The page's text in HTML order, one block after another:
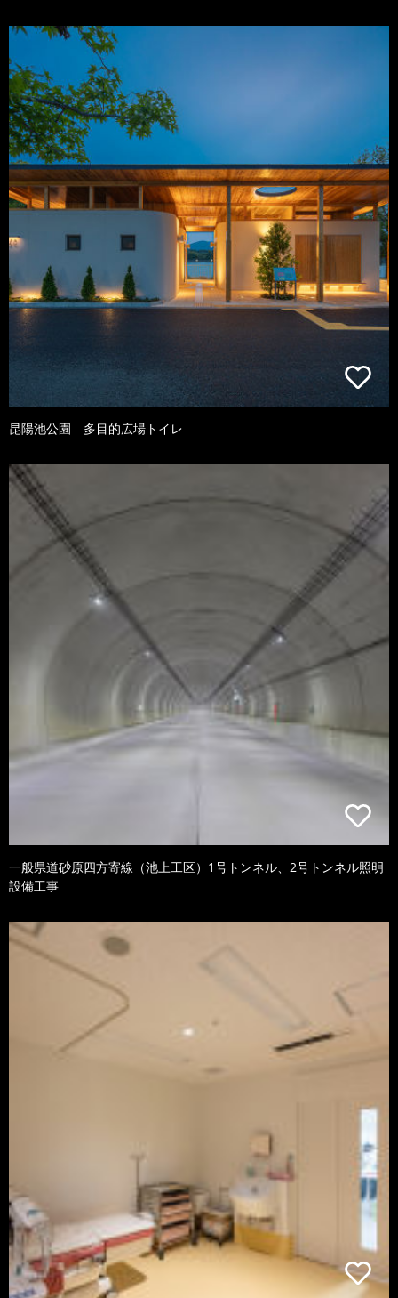
昆陽池公園 多目的広場トイレ
一般県道砂原四方寄線（池上工区）1号トンネル、2号トンネル照明
設備工事